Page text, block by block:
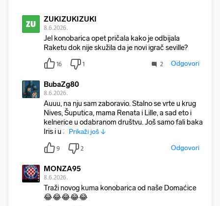
ZU ZUKIZUKIZUKI
8.6.2026.
Jel konobarica opet pričala kako je odbijala
Raketu dok nije skužila da je novi igrač seville?
16 1 2 Odgovori
BubaZg80
8.6.2026.
Auuu, na nju sam zaboravio. Stalno se vrte u krug
Nives, Šuputica, mama Renata i Lille, a sad eto i
kelnerice u odabranom društvu. Još samo fali baka
Iris i u 2 Prikaži još ↓
9 2 Odgovori
MONZA95
8.6.2026.
Traži novog kuma konobarica od naše Domaćice
😂😂😂😂😂